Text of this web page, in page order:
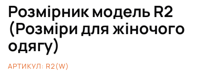
Розмірник модель R2
(Розміри для жіночого
одягу)
АРТИКУЛ: R2(W)